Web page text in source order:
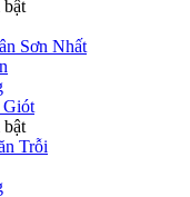
Sơn Nhất
Giót
Trỗi